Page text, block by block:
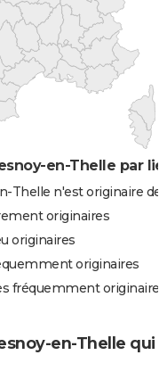
en-Thelle par
Thelle n'est originaire
originaires
originaires
originaires
fréquemment originaires
en-Thelle qui